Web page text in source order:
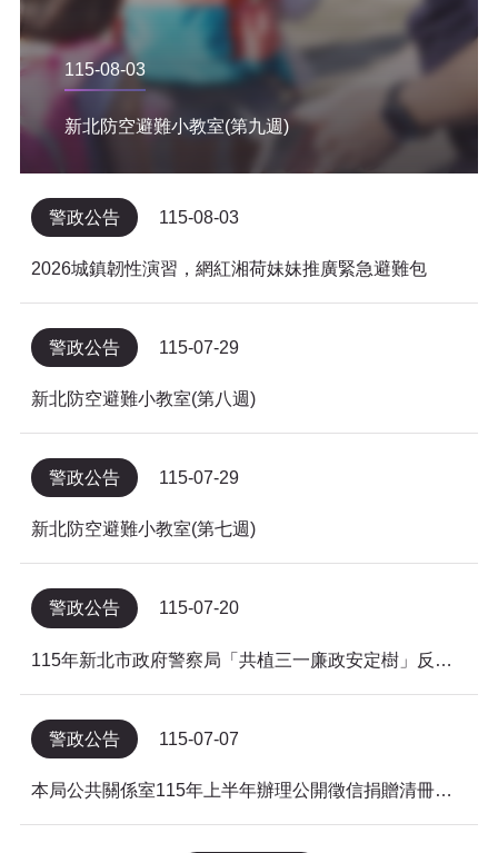
115-08-03
新北防空避難小教室(第九週)
警政公告 115-08-03
2026城鎮韌性演習，網紅湘荷妹妹推廣緊急避難包
警政公告 115-07-29
新北防空避難小教室(第八週)
警政公告 115-07-29
新北防空避難小教室(第七週)
警政公告 115-07-20
115年新北市政府警察局「共植三一廉政安定樹」反貪倡廉有獎徵答得獎名單公告
警政公告 115-07-07
本局公共關係室115年上半年辦理公開徵信捐贈清冊及明細表，依公益勸募條例公告。